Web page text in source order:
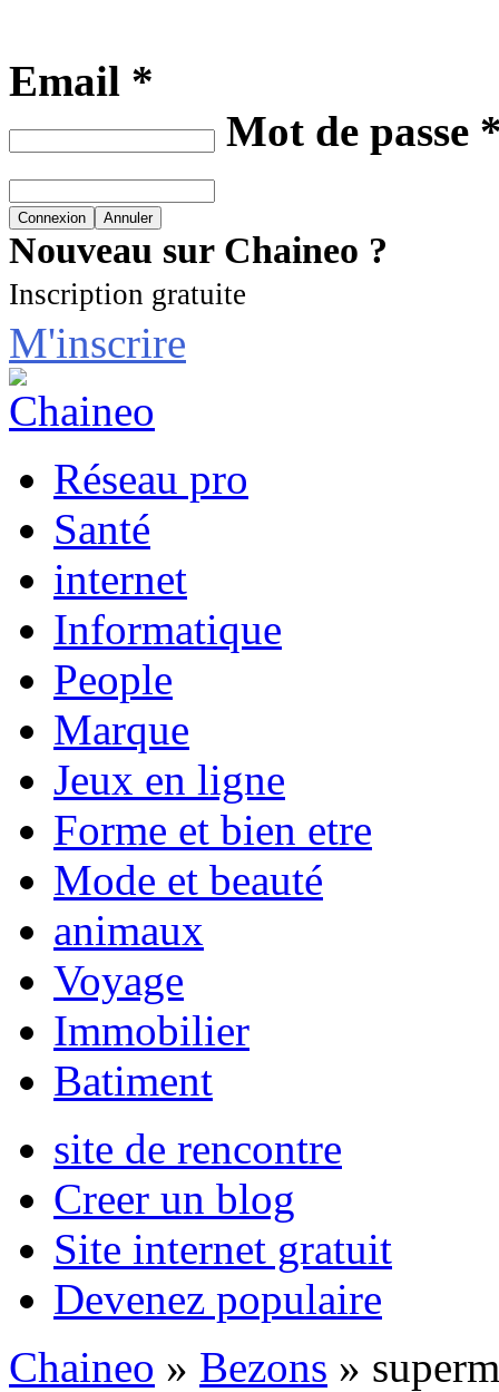
Email *
Mot de passe
Nouveau sur Chaineo ?
Inscription gratuite
M'inscrire
Réseau pro
Santé
internet
Informatique
People
Marque
Jeux en ligne
Forme et bien etre
Mode et beauté
animaux
Voyage
Immobilier
Batiment
site de rencontre
Creer un blog
Site internet gratuit
Devenez populaire
Chaineo » Bezons »